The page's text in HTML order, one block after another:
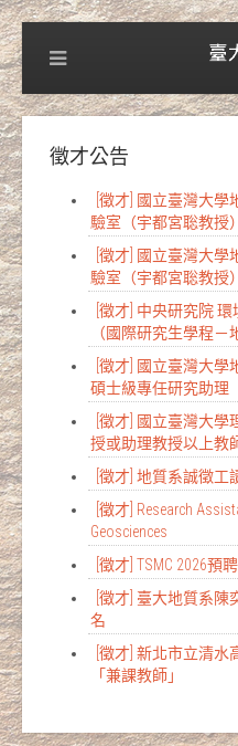
徵才公告
[徵才] 國立臺灣大
驗室（宇都宮聡教授
[徵才] 國立臺灣大
驗室（宇都宮聡教授
[徵才] 中央研究院
（國際研究生學程－
[徵才] 國立臺灣大學
碩士級專任研究助理
[徵才] 國立臺灣大
授或助理教授以上教
[徵才] 地質系誠徵工
[徵才] Research
Geosciences
[徵才] TSMC 2026
[徵才] 臺大地質系
名
[徵才] 新北市立清
「兼課教師」